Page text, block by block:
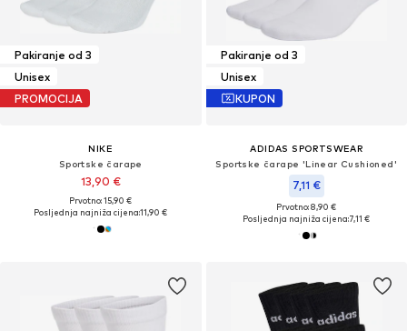
Pakiranje od 3
Unisex
PROMOCIJA
NIKE
Sportske čarape
13,90 €
Prvotno: 15,90 €
Posljednja najniža cijena:11,90 €
Pakiranje od 3
Unisex
KUPON
ADIDAS SPORTSWEAR
Sportske čarape 'Linear Cushioned'
7,11 €
Prvotno: 8,90 €
Posljednja najniža cijena:7,11 €